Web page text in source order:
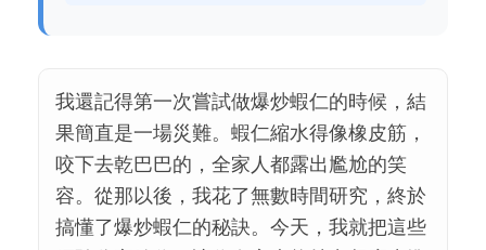
我還記得第一次嘗試做爆炒蝦仁的時候，結
果簡直是一場災難。蝦仁縮水得像橡皮筋，
咬下去乾巴巴的，全家人都露出尷尬的笑
容。從那以後，我花了無數時間研究，終於
搞懂了爆炒蝦仁的秘訣。今天，我就把這些